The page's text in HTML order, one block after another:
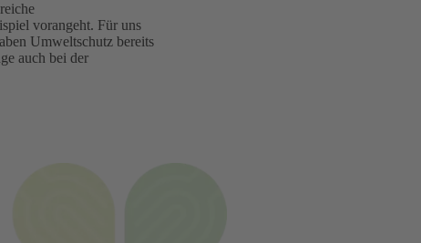
vorangeht. Für uns
Umweltschutz bereits
auch bei der